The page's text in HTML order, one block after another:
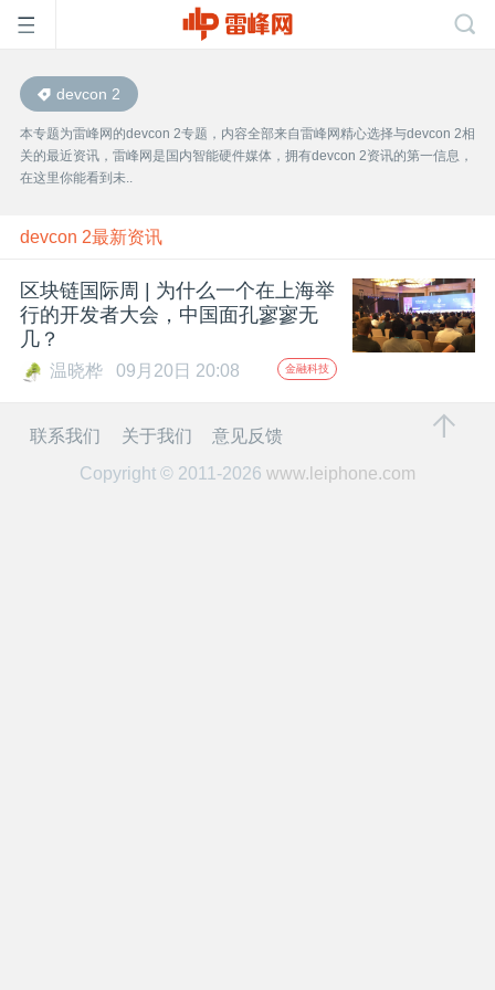
首
页
雷
峰
网
公
devcon 2
本专题为雷峰网的devcon 2专题，内容全部来自雷峰网精心选择与devcon 2相
关的最近资讯，雷峰网是国内智能硬件媒体，拥有devcon 2资讯的第一信息，
在这里你能看到未..
devcon 2最新资讯
区块链国际周 | 为什么一个在上海举
行的开发者大会，中国面孔寥寥无
几？
温晓桦 09月20日 20:08 金融科技
联系我们 关于我们
意见反馈
Copyright © 2011-2026 www.leiphone.com